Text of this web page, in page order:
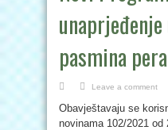
pasmina
Leave a comment
Obavještavaju se
novinama 102/2021 od